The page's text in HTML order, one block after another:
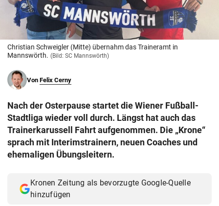
© Krone Multimedia GmbH & Co KG 2026
Muthgasse 2, 1190 Wien
Christian Schweigler (Mitte) übernahm das Traineramt in
Mannswörth. (Bild: SC Mannswörth)
Von Felix Cerny
Nach der Osterpause startet die Wiener Fußball-
Stadtliga wieder voll durch. Längst hat auch das
Trainerkarussell Fahrt aufgenommen. Die „Krone“
sprach mit Interimstrainern, neuen Coaches und
ehemaligen Übungsleitern.
Kronen Zeitung als bevorzugte Google-Quelle
hinzufügen